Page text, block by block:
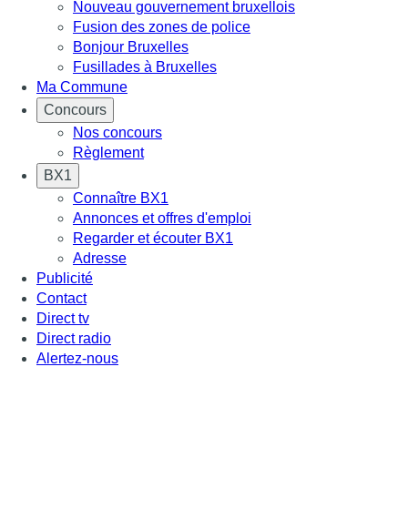
Nouveau gouvernement bruxellois
Fusion des zones de police
Bonjour Bruxelles
Fusillades à Bruxelles
Ma Commune
Concours
Nos concours
Règlement
BX1
Connaître BX1
Annonces et offres d'emploi
Regarder et écouter BX1
Adresse
Publicité
Contact
Direct tv
Direct radio
Alertez-nous